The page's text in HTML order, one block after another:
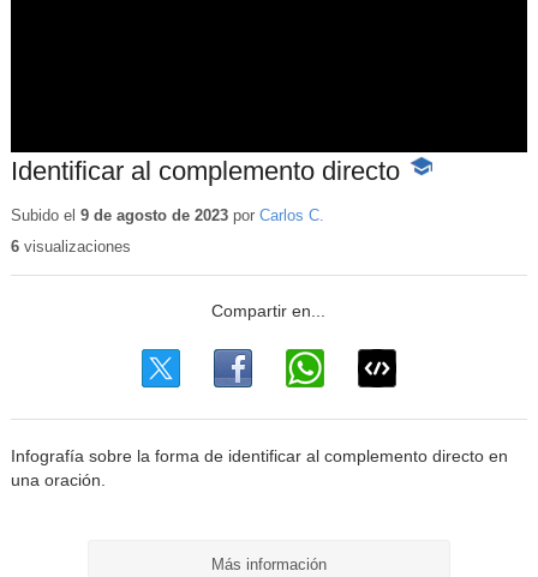
Identificar al complemento directo -
Subido el 9 de agosto de 2023por Carlos C.
6visualizaciones
Infografía sobre la forma de identificar al complemento directo en
una oración.
Más información